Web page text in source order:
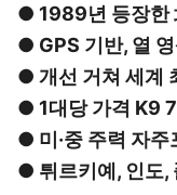
● 1989년 등장한
● GPS 기반, 열
● 개선 거쳐 세계
● 1대당 가격 K9
● 미·중 주력 자주
● 튀르키예, 인도,